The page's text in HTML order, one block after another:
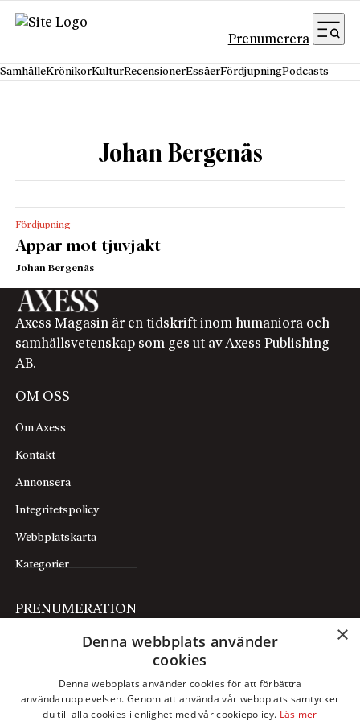
Hoppa till innehåll
Prenumerera
SamhälleKrönikorKulturRecensionerEssäerFördjupningPodcasts
Johan Bergenäs
Fördjupning
Appar mot tjuvjakt
Johan Bergenäs
Axess Magasin är en tidskrift inom humaniora och
samhällsvetenskap som ges ut av Axess Publishing
AB.
OM OSS
Om Axess
Kontakt
Annonsera
Integritetspolicy
Webbplatskarta
Kategorier
PRENUMERATION
FÖLJ OSS
×
Denna webbplats använder
cookies
Denna webbplats använder cookies för att förbättra
användarupplevelsen. Genom att använda vår webbplats samtycker
du till alla cookies i enlighet med vår cookiepolicy. Läs mer